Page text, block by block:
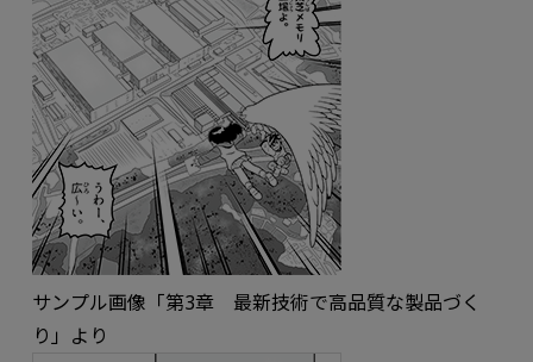
サンプル画像「第3章 最新技術で高品質な製品づく
り」より